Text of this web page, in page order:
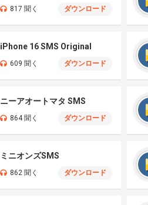
817 聞く ダウンロード
iPhone 16 SMS Original
609 聞く ダウンロード
ニーアオートマタ SMS
864 聞く ダウンロード
ミニオンズSMS
862 聞く ダウンロード